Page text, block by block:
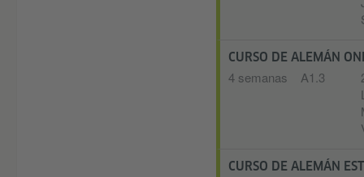
CURSO DE ALEMÁN
4 semanas A1.3
CURSO DE ALEMÁN